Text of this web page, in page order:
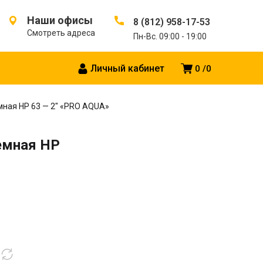
Наши офисы
Смотреть адреса
8 (812) 958-17-53
Пн-Вс. 09:00 - 19:00
0 0
Личный кабинет
HP 63 — 2″ «PRO AQUA»
HP